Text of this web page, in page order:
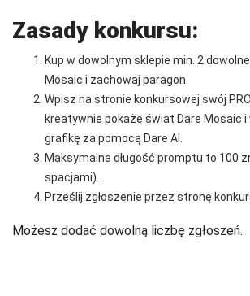
Zasady konkursu:
Kup w dowolnym sklepie min. 2
Mosaic i zachowaj paragon.
Wpisz na stronie konkursowej swój
kreatywnie pokaże świat Dare Mosaic i
grafikę za pomocą Dare AI.
Maksymalna długość promptu to 100
spacjami).
Prześlij zgłoszenie przez stronę
Możesz dodać dowolną liczbę zgłoszeń.